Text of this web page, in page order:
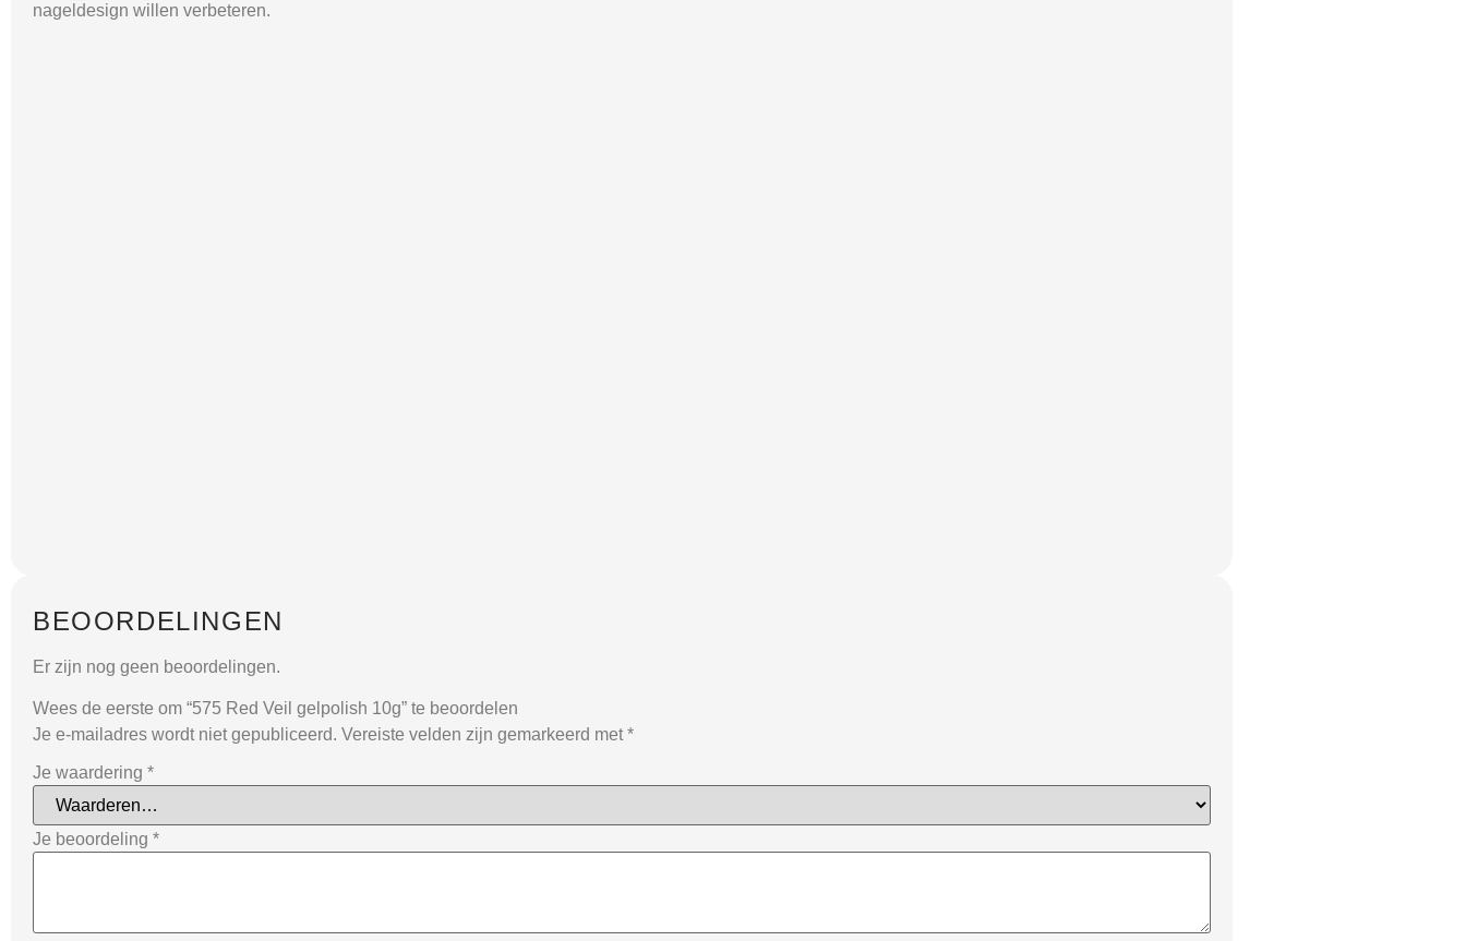
nageldesign willen verbeteren.
BEOORDELINGEN
Er zijn nog geen beoordelingen.
Wees de eerste om “575 Red Veil gelpolish 10g” te beoordelen
Je e-mailadres wordt niet gepubliceerd. Vereiste velden zijn gemarkeerd met *
Je waardering *
Je beoordeling *